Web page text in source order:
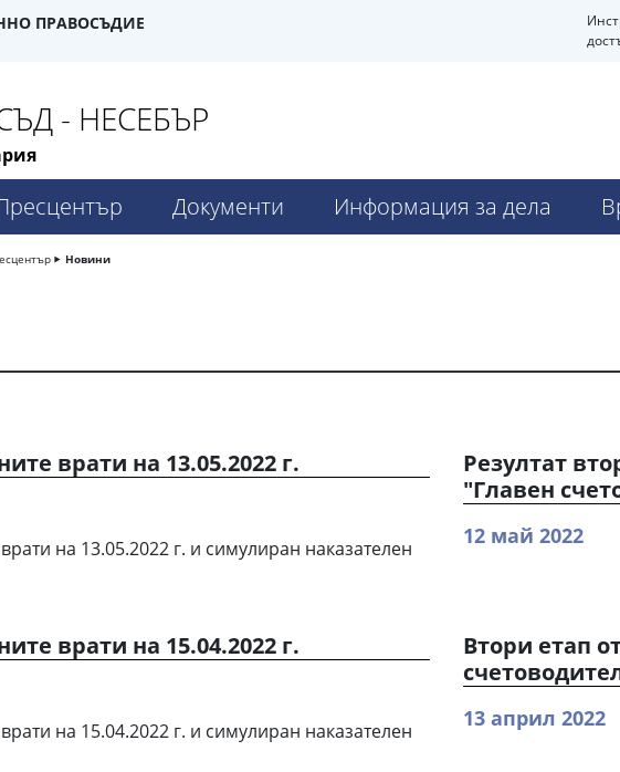
ПРАВОСЪДИЕ
- НЕСЕБЪР
Документи Информация за дела
Новини
врати на 13.05.2022 г.
на 13.05.2022 г. и симулиран наказателен
Резултат
"Главен
12 май 2022
врати на 15.04.2022 г.
на 15.04.2022 г. и симулиран наказателен
Втори етап
13 април 2022